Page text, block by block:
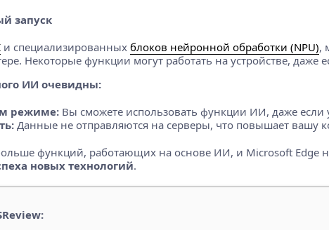
запуск
и специализированных блоков нейронной обработки (NPU),
Некоторые функции могут работать на устройстве, даже
ИИ очевидны:
режиме:Вы сможете использовать функции ИИ, даже если
Данные не отправляются на серверы, что повышает вашу
функций, работающих на основе ИИ, и Microsoft Edge
новых технологий.